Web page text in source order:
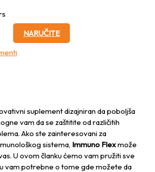
1.490 рсд.
NARUČITE
suplement dizajniran da poboljša
vam da se zaštitite od različitih
Ako ste zainteresovani za
sistema, Immuno Flexmože
U ovom članku ćemo vam pružiti sve
vam potrebne o tome gde možete da